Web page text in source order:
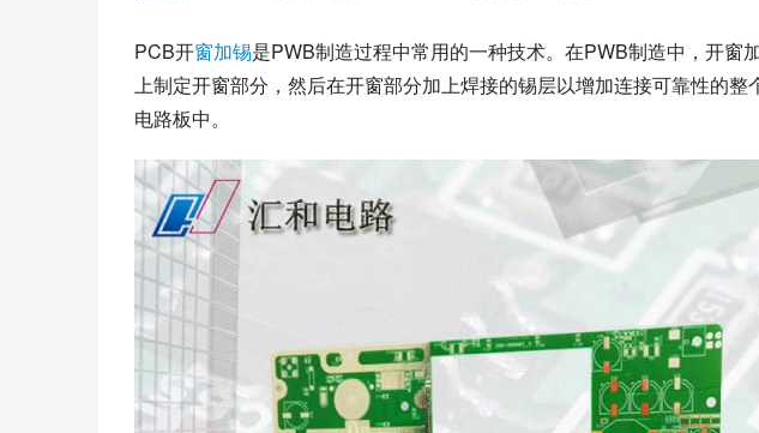
PCB开窗加锡是PWB制造过程中常用的一种技术。在PWB制造中，开窗
上制定开窗部分，然后在开窗部分加上焊接的锡层以增加连接可靠性的
电路板中。